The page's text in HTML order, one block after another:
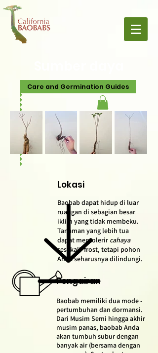
Care and Germination Guides
Lokasi
Baobab dapat hidup di luar
ruangan di sebagian besar
iklim yang tidak membeku.
Tanaman yang lebih tua
dapat mentolerir cahaya
sesekali frost, tetapi pohon
Anda seharusnya dilindungi.
Pengairan
Baobab memiliki dua mode -
pertumbuhan dan dormansi.
Dari Musim Semi hingga akhir
musim panas, baobab Anda
akan tumbuh subur dengan
banyak air (bersama dengan